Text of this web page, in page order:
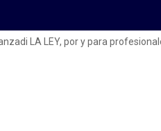
LA LEY, por y para